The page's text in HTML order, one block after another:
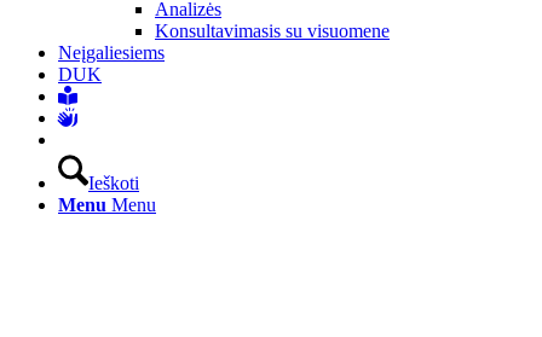
Analizės
Konsultavimasis su visuomene
Neįgaliesiems
DUK
Ieškoti
Menu Menu